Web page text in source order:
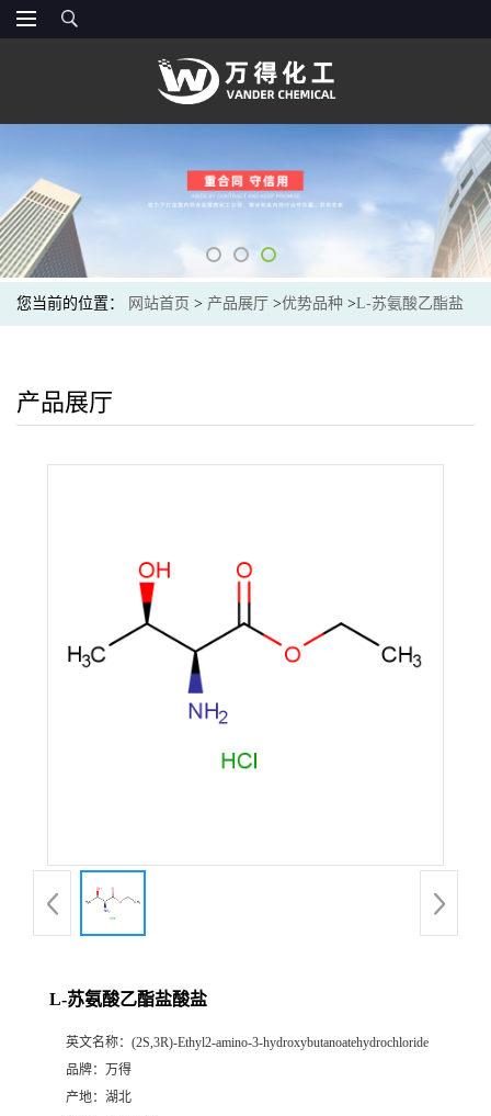
您当前的位置： 网站首页 > 产品展厅 >优势品种 >L-苏氨酸乙酯盐
产品展厅
L-苏氨酸乙酯盐酸盐
英文名称： (2S,3R)-Ethyl2-amino-3-hydroxybutanoatehydrochloride
品牌： 万得
产地： 湖北